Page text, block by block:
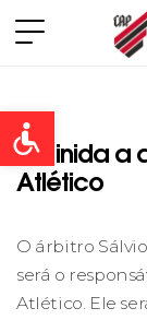
Open toolbar
Definida a
Atlético
O árbitro
será o
Atlético. Ele